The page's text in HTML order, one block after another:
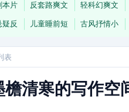
本片 反套路爽文 轻科幻爽文
疑反 儿童睡前短 古风抒情小
表
檐清寒的写作空